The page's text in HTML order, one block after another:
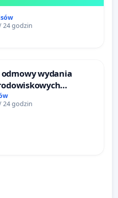
24 godzin
wydania
dla budowy
biometanu
i Puszczy
24 godzin